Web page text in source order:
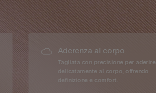
Aderenza al corpo
Tagliata con precisione per aderire
delicatamente al corpo, offrendo
definizione e comfort.